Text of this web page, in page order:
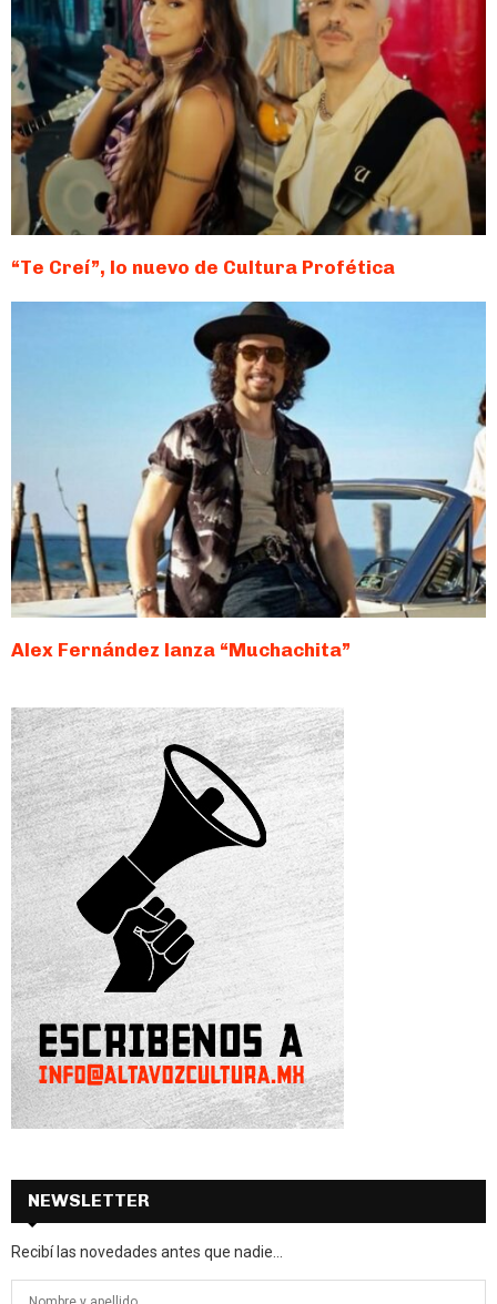
“Te Creí”, lo nuevo de Cultura Profética
Alex Fernández lanza “Muchachita”
NEWSLETTER
Recibí las novedades antes que nadie...